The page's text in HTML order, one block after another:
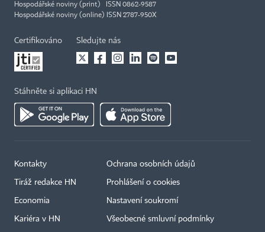
Hospodářské noviny (print) ISSN 0862-9587
Hospodářské noviny (online) ISSN 2787-950X
Certifikováno Sledujte nás
Stáhněte si aplikaci HN
Kontakty
Tiráž redakce HN
Economia
Kariéra v HN
Ochrana osobních údajů
Prohlášení o cookies
Nastavení soukromí
Všeobecné smluvní podmínky